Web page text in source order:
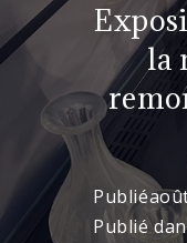
la
Publié
Publié